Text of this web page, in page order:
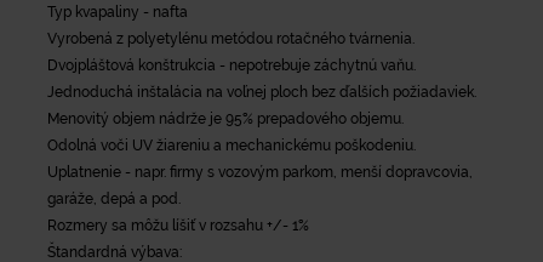
Typ kvapaliny - nafta
Vyrobená z polyetylénu metódou rotačného tvárnenia.
Dvojpláštová konštrukcia - nepotrebuje záchytnú vaňu.
Jednoduchá inštalácia na voľnej ploch bez ďalších požiadaviek.
Menovitý objem nádrže je 95% prepadového objemu.
Odolná voči UV žiareniu a mechanickému poškodeniu.
Uplatnenie - napr. firmy s vozovým parkom, menší dopravcovia,
garáže, depá a pod.
Rozmery sa môžu líšiť v rozsahu +/- 1%
Štandardná výbava: